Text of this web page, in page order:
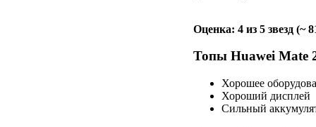
Оценка: 4 из 5 звезд (~
Топы Huawei Mate
Хорошее
Хороший дисплей
Сильный